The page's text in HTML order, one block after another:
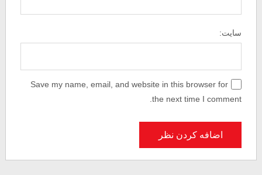
سایت:
Save my name, email, and website in this browser for
the next time I comment.